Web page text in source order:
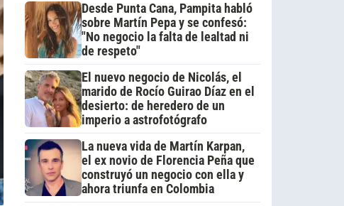
Desde Punta Cana, Pampita habló
sobre Martín Pepa y se confesó:
"No negocio la falta de lealtad ni
de respeto"
El nuevo negocio de Nicolás, el
marido de Rocío Guirao Díaz en el
desierto: de heredero de un
imperio a astrofotógrafo
La nueva vida de Martín Karpan,
el ex novio de Florencia Peña que
construyó un negocio con ella y
ahora triunfa en Colombia